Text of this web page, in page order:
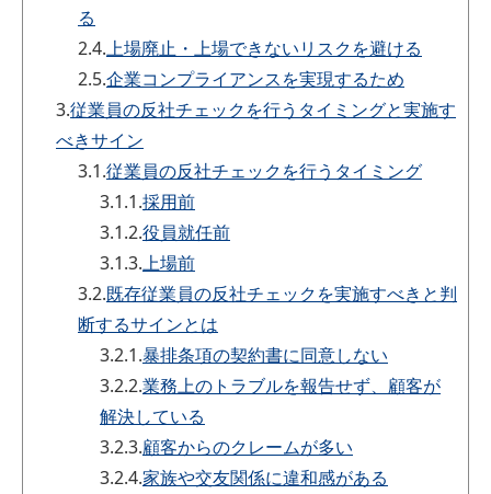
る
2.4.上場廃止・上場できないリスクを避ける
2.5.企業コンプライアンスを実現するため
3.従業員の反社チェックを行うタイミングと実施す
べきサイン
3.1.従業員の反社チェックを行うタイミング
3.1.1.採用前
3.1.2.役員就任前
3.1.3.上場前
3.2.既存従業員の反社チェックを実施すべきと判
断するサインとは
3.2.1.暴排条項の契約書に同意しない
3.2.2.業務上のトラブルを報告せず、顧客が
解決している
3.2.3.顧客からのクレームが多い
3.2.4.家族や交友関係に違和感がある